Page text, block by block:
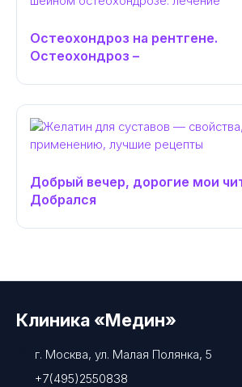
Остеохондроз на рентгене.
Остеохондроз –
Добрый вечер, дорогие мои
Добрался
Клиника «Медин»
г. Москва, ул. Малая Полянка, 5
+7(495)2550838